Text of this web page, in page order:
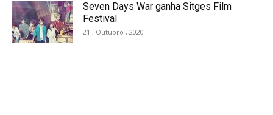
Seven Days War ganha Sitges Film
Festival
21 , Outubro , 2020